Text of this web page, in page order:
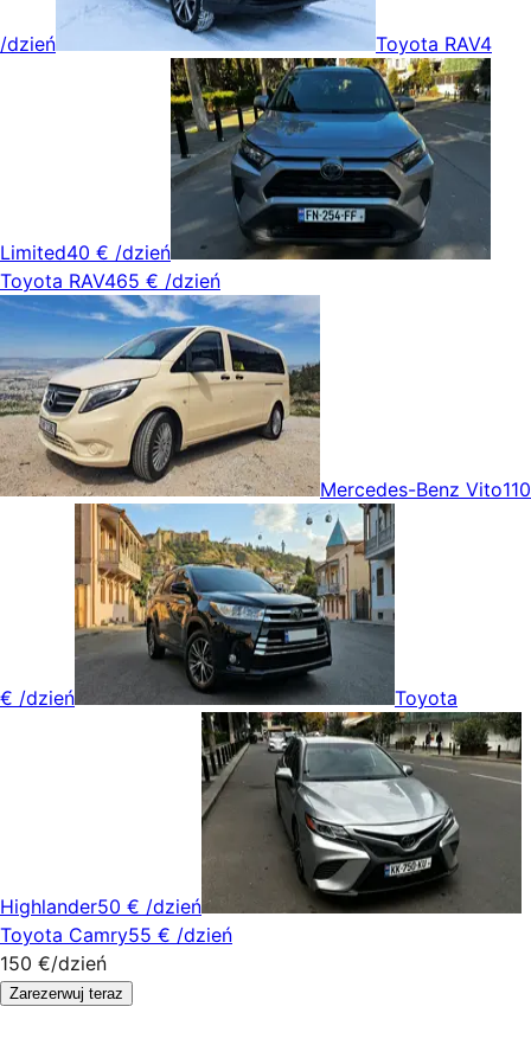
/dzień Toyota RAV4
Limited40 € /dzień
Toyota RAV465 € /dzień
Mercedes-Benz Vito110
€ /dzień Toyota
Highlander50 € /dzień
Toyota Camry55 € /dzień
150 €/dzień
Zarezerwuj teraz